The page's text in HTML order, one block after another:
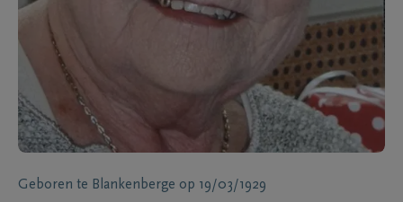
Geboren te Blankenberge op 19/03/1929